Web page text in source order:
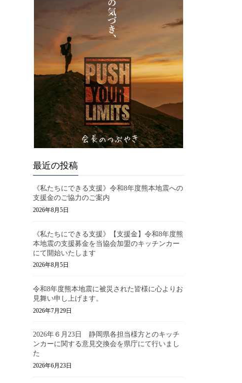
最近の投稿
《私たちにできる支援》令和8年度熊本地震への
支援金のご協力のご案内
2026年8月5日
《私たちにできる支援》【支援金】令和8年度熊
本地震の支援募金を当協会加盟のキッチンカー
にて開始いたします
2026年8月5日
令和8年度熊本地震に被災された皆様に心よりお
見舞い申し上げます。
2026年7月29日
2026年６月23日 静岡県各担当様方とのキッチ
ンカーに関する意見交換会を県庁にて行いまし
た
2026年6月23日